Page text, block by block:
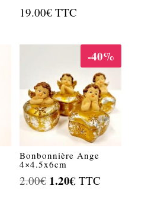
19.00€ TTC
-40%
Bonbonnière Ange
4×4.5x6cm
2.00€ Le
1.20€ Le
TTC